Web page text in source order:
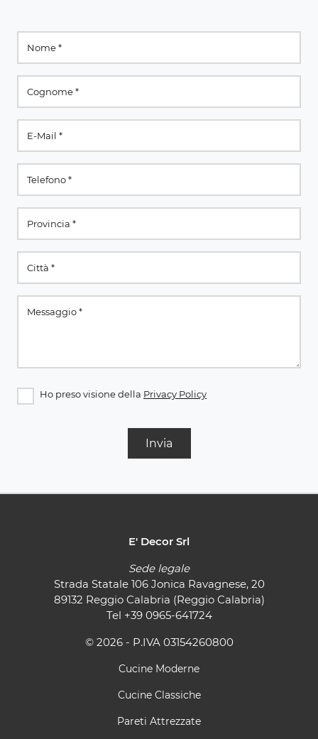
Ho preso visione della Privacy Policy
Invia
E' Decor Srl
Sede legale
Strada Statale 106 Jonica Ravagnese, 20
89132 Reggio Calabria (Reggio Calabria)
Tel +39 0965-641724
© 2026 - P.IVA 03154260800
Cucine Moderne
Cucine Classiche
Pareti Attrezzate